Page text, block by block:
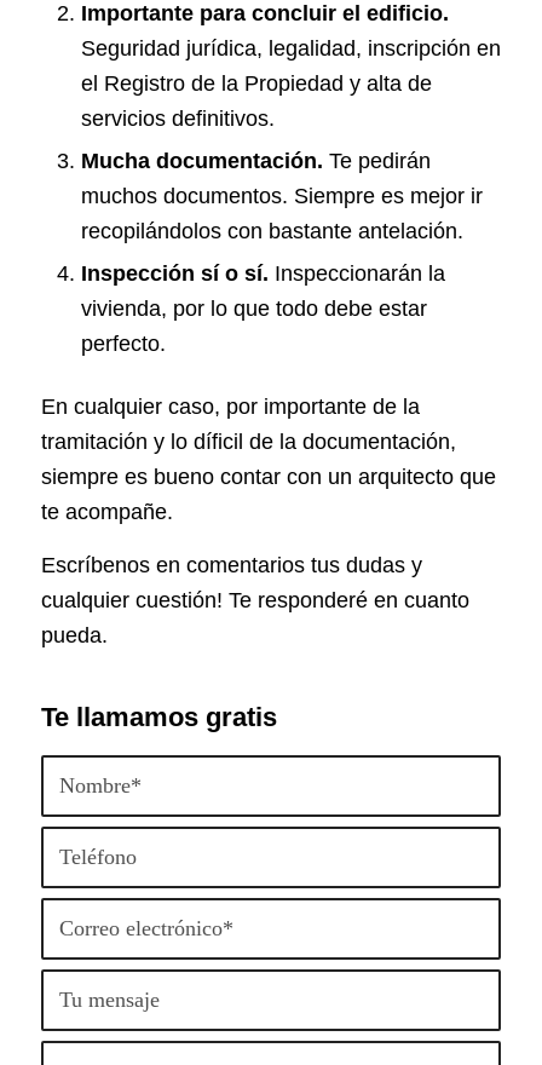
Importante para concluir el edificio.
Seguridad jurídica, legalidad, inscripción en
el Registro de la Propiedad y alta de
servicios definitivos.
Mucha documentación. Te pedirán
muchos documentos. Siempre es mejor ir
recopilándolos con bastante antelación.
Inspección sí o sí. Inspeccionarán la
vivienda, por lo que todo debe estar
perfecto.
En cualquier caso, por importante de la
tramitación y lo díficil de la documentación,
siempre es bueno contar con un arquitecto que
te acompañe.
Escríbenos en comentarios tus dudas y
cualquier cuestión! Te responderé en cuanto
pueda.
Te llamamos gratis